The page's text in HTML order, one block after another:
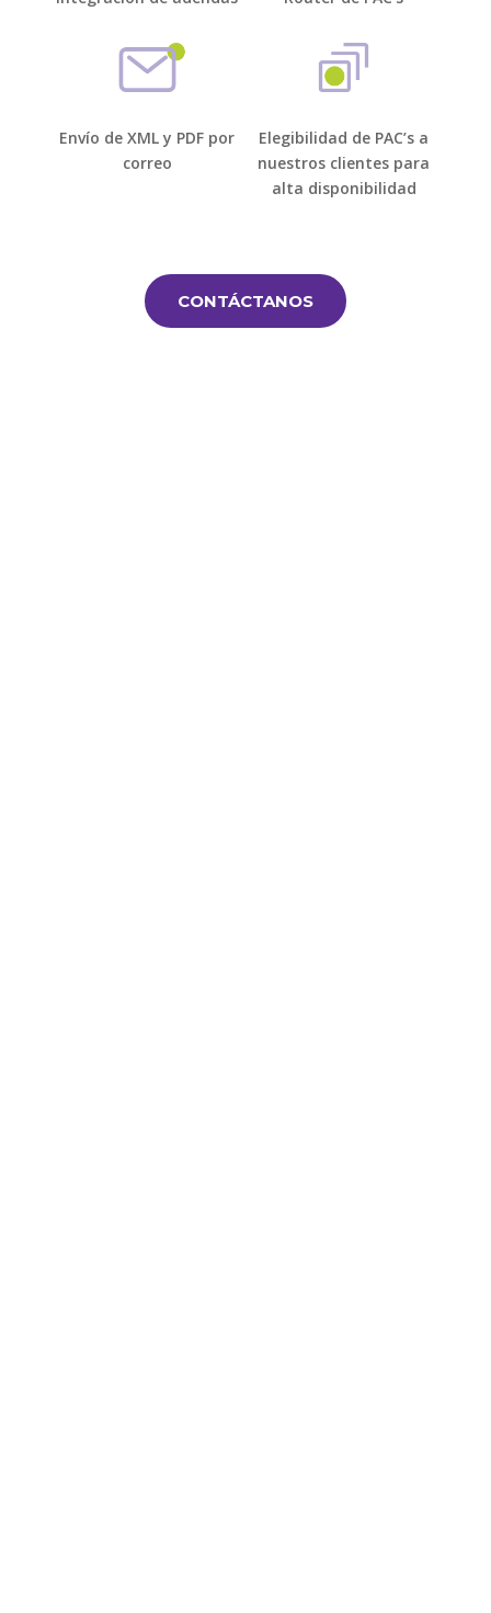
Envío de XML y PDF por
correo
Elegibilidad de PAC’s a
nuestros clientes para
alta disponibilidad
CONTÁCTANOS